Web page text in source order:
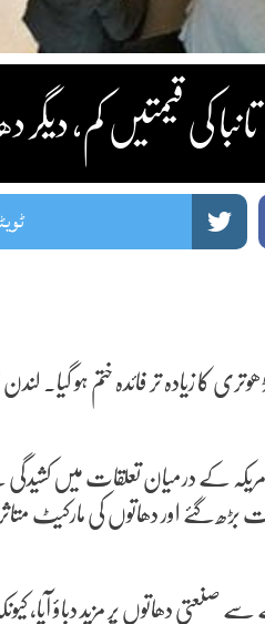
کی قیمتیں کم، دیگر
گیا۔ لندن میٹل ایکسچینج پر تین ماہ کی ٹریڈنگ
کے درمیان تعلقات میں
گئے اور دھاتوں کی مارکیٹ متاثر
دھاتوں پر مزید دباؤ